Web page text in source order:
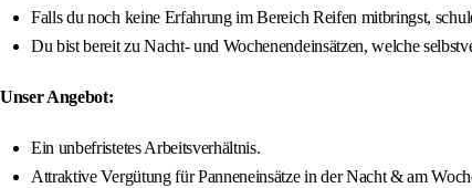
Falls du noch keine Erfahrung im Bereich Reifen mitbringst,
Du bist bereit zu Nacht- und Wochenendeinsätzen, welche
Unser Angebot:
Ein unbefristetes Arbeitsverhältnis.
Attraktive Vergütung für Panneneinsätze in der Nacht & am